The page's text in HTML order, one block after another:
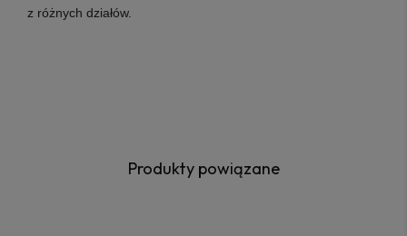
z różnych działów.
Produkty powiązane